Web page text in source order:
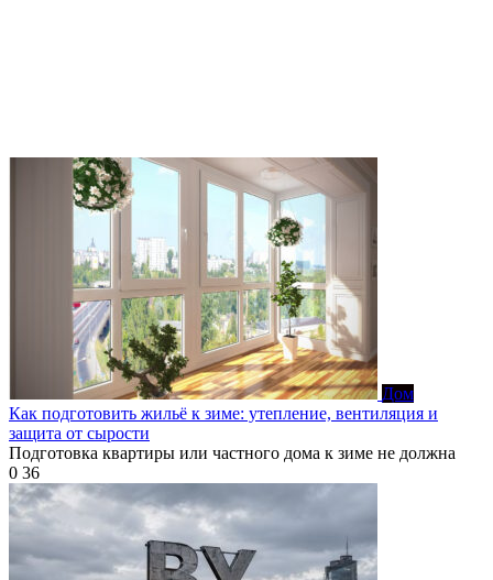
Дом
Как подготовить жильё к зиме: утепление, вентиляция и
защита от сырости
Подготовка квартиры или частного дома к зиме не должна
0 36